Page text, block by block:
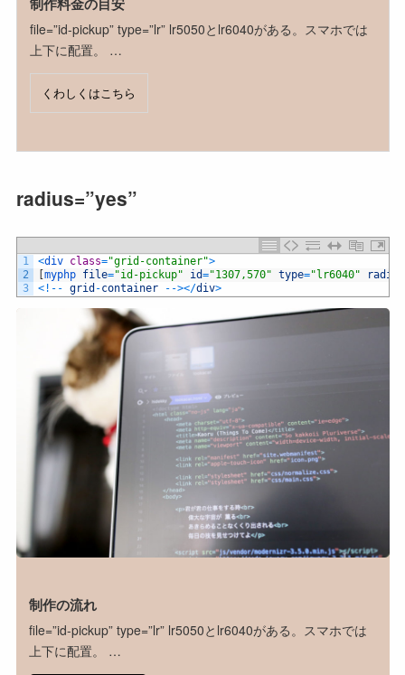
file=”id-pickup” type=”lr” lr5050とlr6040がある。スマホでは
上下に配置。 …
くわしくはこちら
radius=”yes”
1
2
3
<div class="grid-container">
myphp file="id-pickup" id="1307,570" type="lr6040" radius
<! -- grid -container --></div>
制作の流れ
file=”id-pickup” type=”lr” lr5050とlr6040がある。スマホでは
上下に配置。 …